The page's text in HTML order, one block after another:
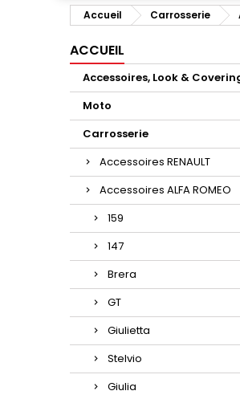
Accueil Carrosserie
ACCUEIL
Accessoires, Look &
Moto
Carrosserie
Accessoires RENAULT
Accessoires ALFA ROMEO
159
147
Brera
GT
Giulietta
Stelvio
Giulia